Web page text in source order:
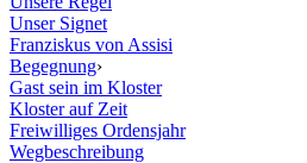
Unser Signet
Franziskus von Assisi
Begegnung›
Gast sein im Kloster
Kloster auf Zeit
Freiwilliges Ordensjahr
Wegbeschreibung